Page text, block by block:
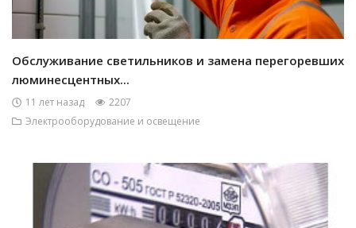
Обслуживание светильников и замена перегоревших
люминесцентных...
11 лет назад
2207
Электрооборудование и освещение